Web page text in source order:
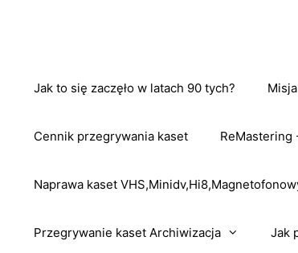
Jak to się zaczęło w latach 90 tych?
Cennik przegrywania kaset ReMastering
Naprawa kaset
Przegrywanie kaset Archiwizacja Jak